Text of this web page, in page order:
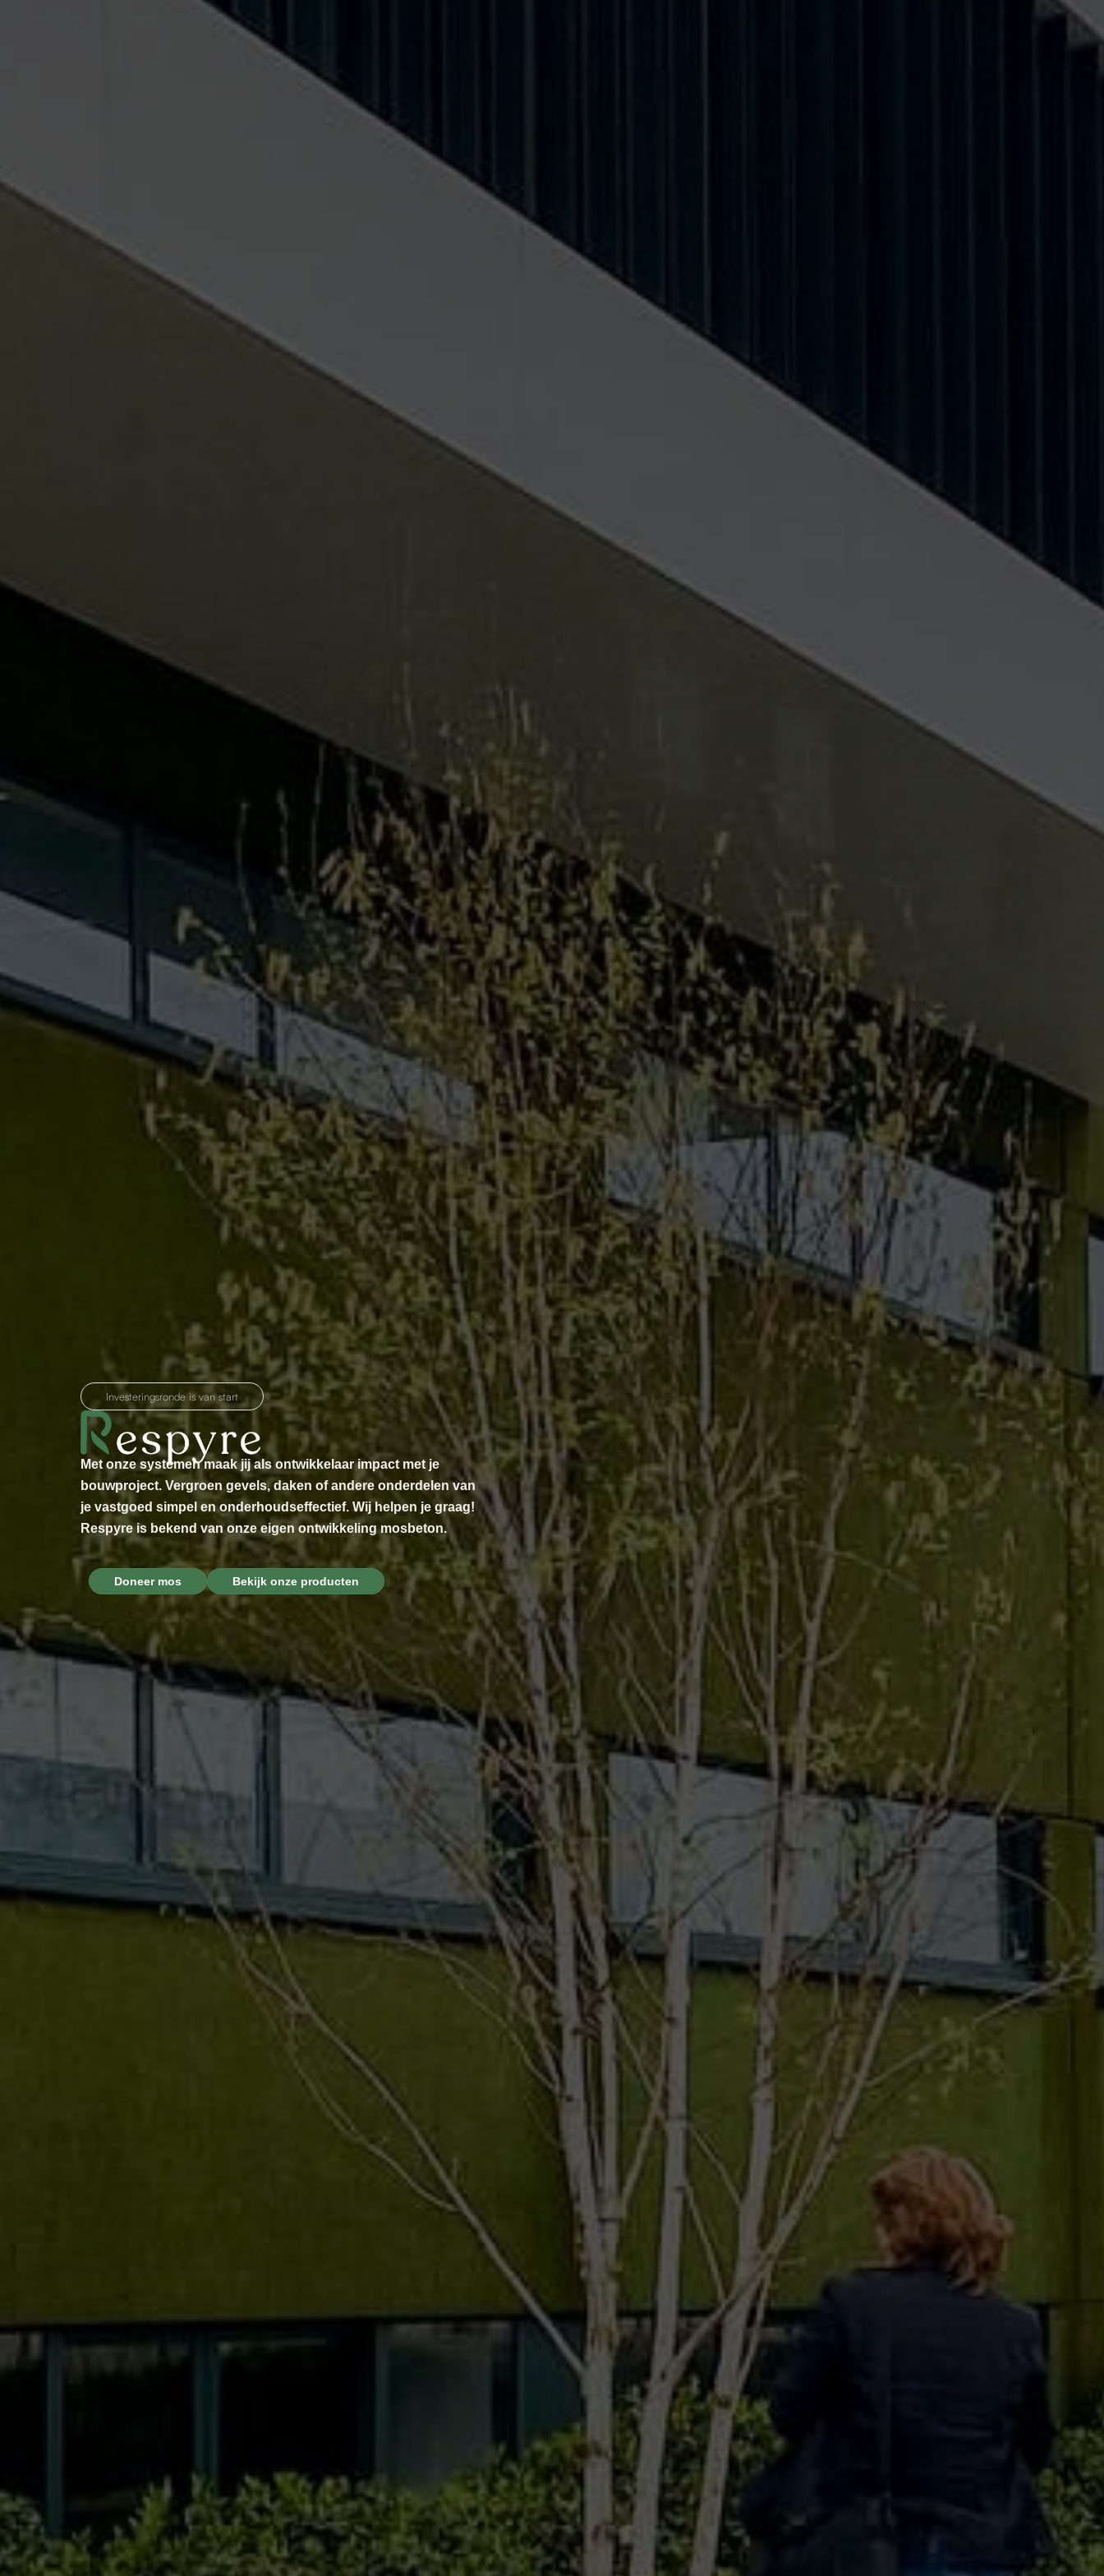
Met onze systemen maak jij als ontwikkelaar impact met je
bouwproject. Vergroen gevels, daken of andere onderdelen van
je vastgoed simpel en onderhoudseffectief. Wij helpen je graag!
Respyre is bekend van onze eigen ontwikkeling mosbeton.
Doneer mos Bekijk onze producten
Investeringsronde is van start